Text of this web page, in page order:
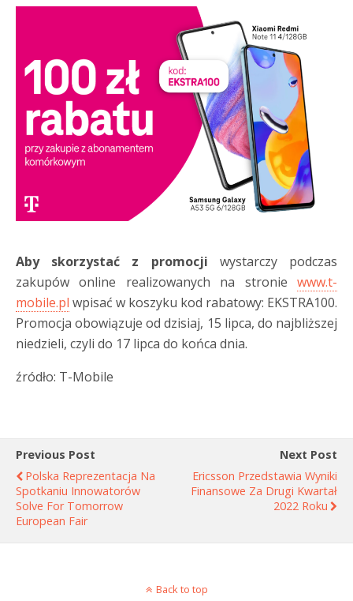
Aby skorzystać z promocji wystarczy podczas
zakupów online realizowanych na stronie www.t-
mobile.pl wpisać w koszyku kod rabatowy: EKSTRA100.
Promocja obowiązuje od dzisiaj, 15 lipca, do najbliższej
niedzieli, czyli do 17 lipca do końca dnia.
źródło: T-Mobile
Previous Post
Polska Reprezentacja Na
Spotkaniu Innowatorów
Solve For Tomorrow
European Fair
Next Post
Ericsson Przedstawia Wyniki
Finansowe Za Drugi Kwartał
2022 Roku
Back to top